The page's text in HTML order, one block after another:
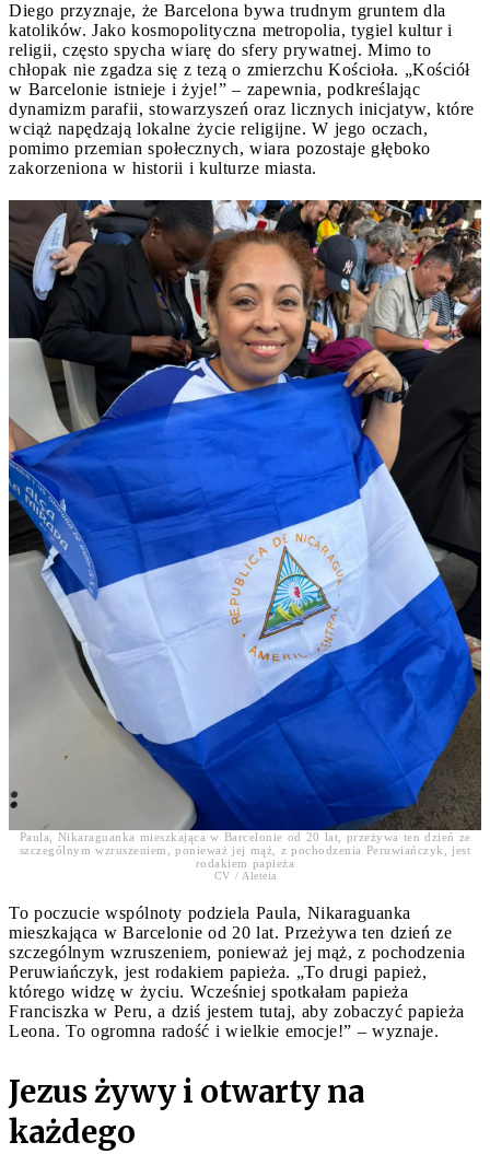
Diego przyznaje, że Barcelona bywa trudnym gruntem dla
katolików. Jako kosmopolityczna metropolia, tygiel kultur i
religii, często spycha wiarę do sfery prywatnej. Mimo to
chłopak nie zgadza się z tezą o zmierzchu Kościoła. „Kościół
w Barcelonie istnieje i żyje!” – zapewnia, podkreślając
dynamizm parafii, stowarzyszeń oraz licznych inicjatyw, które
wciąż napędzają lokalne życie religijne. W jego oczach,
pomimo przemian społecznych, wiara pozostaje głęboko
zakorzeniona w historii i kulturze miasta.
Paula, Nikaraguanka mieszkająca w Barcelonie od 20 lat, przeżywa ten dzień ze
szczególnym wzruszeniem, ponieważ jej mąż, z pochodzenia Peruwiańczyk, jest
rodakiem papieża
CV / Aleteia
To poczucie wspólnoty podziela Paula, Nikaraguanka
mieszkająca w Barcelonie od 20 lat. Przeżywa ten dzień ze
szczególnym wzruszeniem, ponieważ jej mąż, z pochodzenia
Peruwiańczyk, jest rodakiem papieża. „To drugi papież,
którego widzę w życiu. Wcześniej spotkałam papieża
Franciszka w Peru, a dziś jestem tutaj, aby zobaczyć papieża
Leona. To ogromna radość i wielkie emocje!” – wyznaje.
Jezus żywy i otwarty na
każdego